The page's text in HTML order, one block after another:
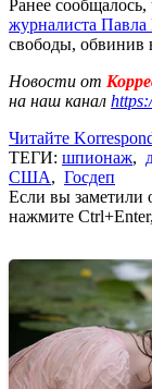
Ранее сообщалось,
журналиста
свободы, обвинив
Новости от
на наш канал
Читайте
ТЕГИ: шпионаж,
США, Госдеп
Если вы заметили
нажмите